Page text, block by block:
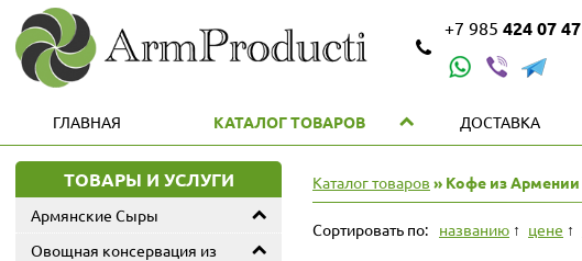
+7 985424 07 47
ГЛАВНАЯ КАТАЛОГ ТОВАРОВ ДОСТАВКА
ТОВАРЫ И УСЛУГИ
Армянские Сыры
Овощная консервация из
Каталог товаров » Кофе из Армении
Сортировать по: названию цене